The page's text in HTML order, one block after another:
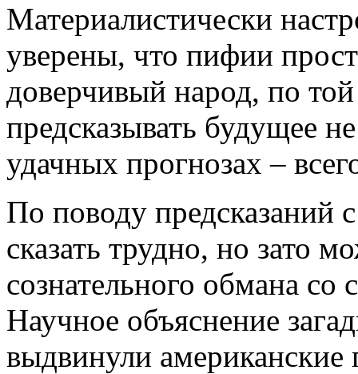
Материалистически
уверены, что пифии
доверчивый народ, по
предсказывать будущее
удачных прогнозах –
По поводу предсказаний
сказать трудно, но зато
сознательного обмана
Научное объяснение
выдвинули американские